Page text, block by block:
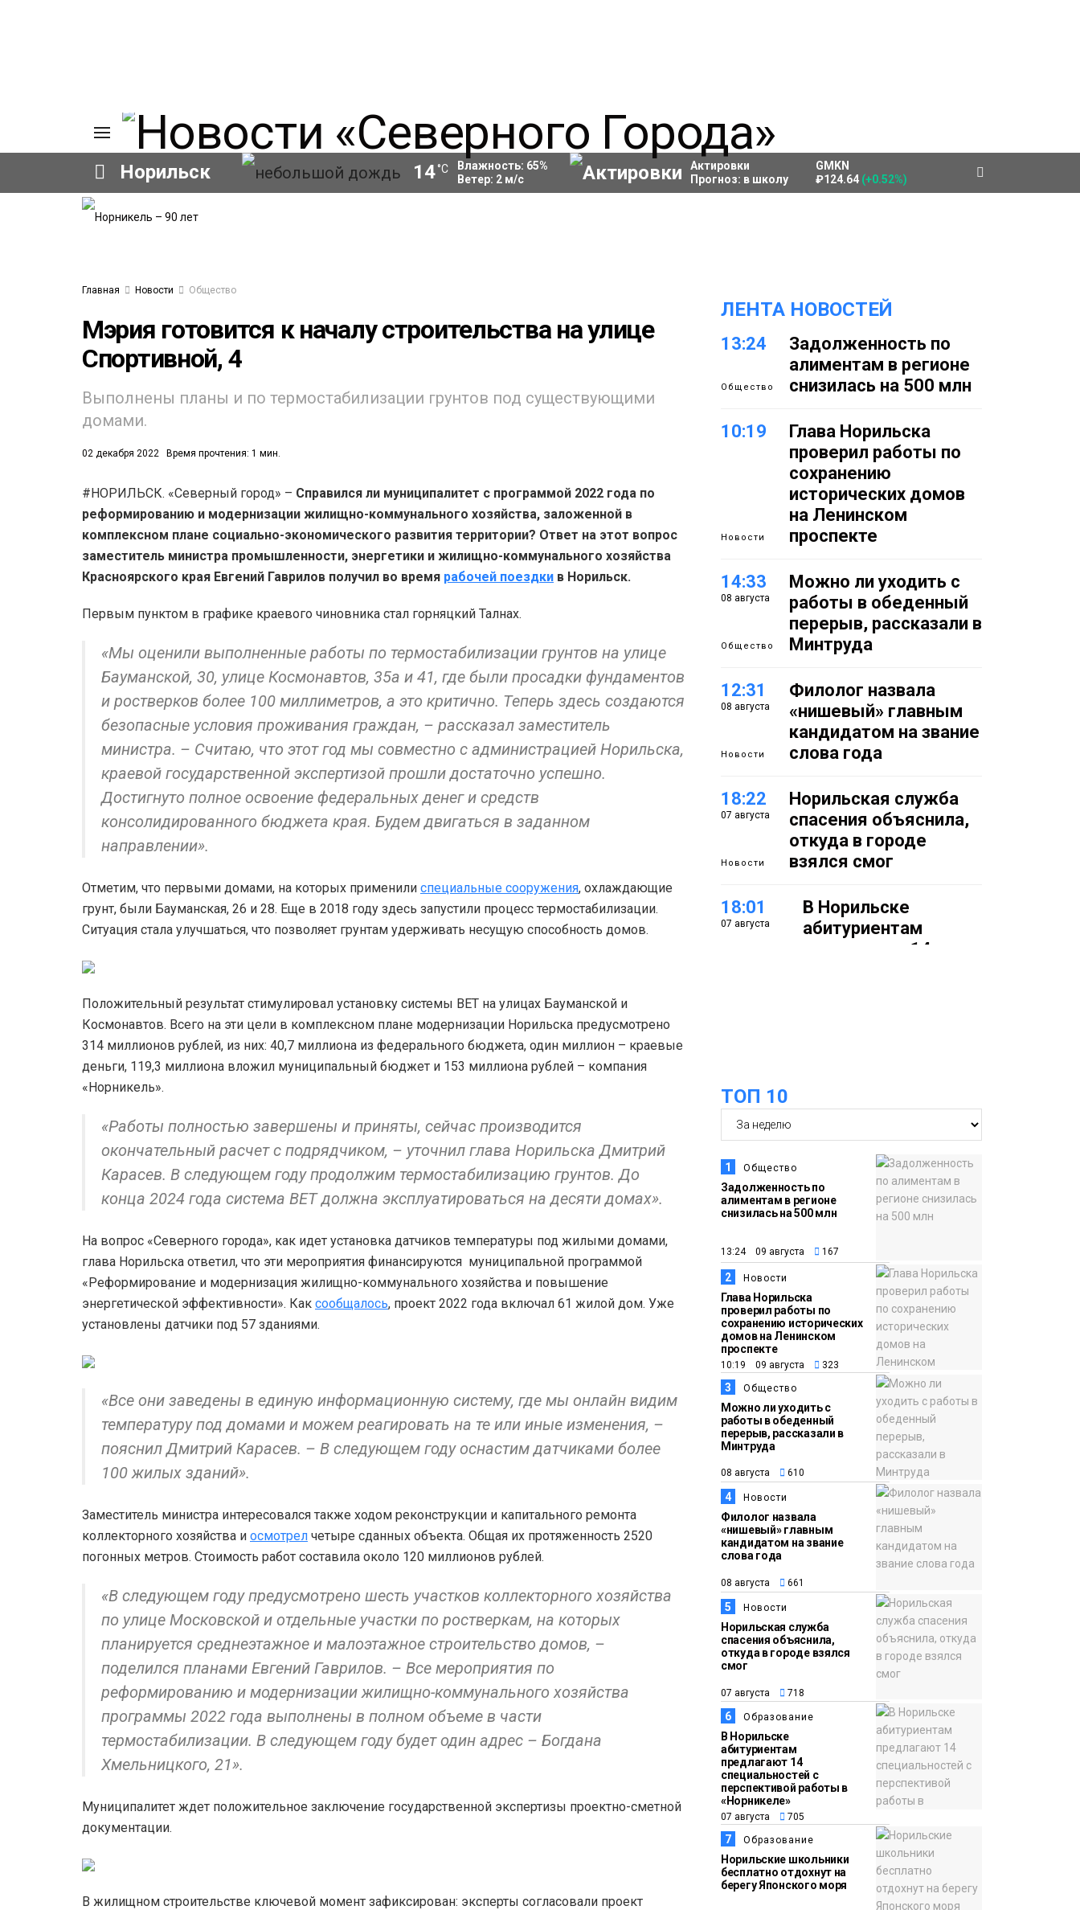
Норильск 14 °C Влажность: 65%
Ветер: 2м/с
Актировки
Прогноз: в школу
GMKN
₽124.64 (+0.52%)
Главная Новости Общество
Мэрия готовится к началу строительства на улице
Спортивной, 4
Выполнены планы и по термостабилизации грунтов под существующими
домами.
02 декабря 2022 Время прочтения: 1 мин.
#НОРИЛЬСК. «Северный город» – Справился ли муниципалитет с программой 2022 года по
реформированию и модернизации жилищно-коммунального хозяйства, заложенной в
комплексном плане социально-экономического развития территории? Ответ на этот вопрос
заместитель министра промышленности, энергетики и жилищно-коммунального хозяйства
Красноярского края Евгений Гаврилов получил во время рабочей поездки в Норильск.
Первым пунктом в графике краевого чиновника стал горняцкий Талнах.
«Мы оценили выполненные работы по термостабилизации грунтов на улице
Бауманской, 30, улице Космонавтов, 35а и 41, где были просадки фундаментов
и ростверков более 100 миллиметров, а это критично. Теперь здесь создаются
безопасные условия проживания граждан, – рассказал заместитель
министра. – Считаю, что этот год мы совместно с администрацией Норильска,
краевой государственной экспертизой прошли достаточно успешно.
Достигнуто полное освоение федеральных денег и средств
консолидированного бюджета края. Будем двигаться в заданном
направлении».
Отметим, что первыми домами, на которых применили специальные сооружения, охлаждающие
грунт, были Бауманская, 26 и 28. Еще в 2018 году здесь запустили процесс термостабилизации.
Ситуация стала улучшаться, что позволяет грунтам удерживать несущую способность домов.
Положительный результат стимулировал установку системы ВЕТ на улицах Бауманской и
Космонавтов. Всего на эти цели в комплексном плане модернизации Норильска предусмотрено
314 миллионов рублей, из них: 40,7 миллиона из федерального бюджета, один миллион – краевые
деньги, 119,3 миллиона вложил муниципальный бюджет и 153 миллиона рублей – компания
«Норникель».
«Работы полностью завершены и приняты, сейчас производится
окончательный расчет с подрядчиком, – уточнил глава Норильска Дмитрий
Карасев. В следующем году продолжим термостабилизацию грунтов. До
конца 2024 года система ВЕТ должна эксплуатироваться на десяти домах».
На вопрос «Северного города», как идет установка датчиков температуры под жилыми домами,
глава Норильска ответил, что эти мероприятия финансируются муниципальной программой
«Реформирование и модернизация жилищно-коммунального хозяйства и повышение
энергетической эффективности». Как сообщалось, проект 2022 года включал 61 жилой дом. Уже
установлены датчики под 57 зданиями.
«Все они заведены в единую информационную систему, где мы онлайн видим
температуру под домами и можем реагировать на те или иные изменения, –
пояснил Дмитрий Карасев. – В следующем году оснастим датчиками более
100 жилых зданий».
Заместитель министра интересовался также ходом реконструкции и капитального ремонта
коллекторного хозяйства и осмотрел четыре сданных объекта. Общая их протяженность 2520
погонных метров. Стоимость работ составила около 120 миллионов рублей.
«В следующем году предусмотрено шесть участков коллекторного хозяйства
по улице Московской и отдельные участки по ростверкам, на которых
планируется среднеэтажное и малоэтажное строительство домов, –
поделился планами Евгений Гаврилов. – Все мероприятия по
реформированию и модернизации жилищно-коммунального хозяйства
программы 2022 года выполнены в полном объеме в части
термостабилизации. В следующем году будет один адрес – Богдана
Хмельницкого, 21».
Муниципалитет ждет положительное заключение государственной экспертизы проектно-сметной
документации.
В жилищном строительстве ключевой момент зафиксирован: эксперты согласовали проект
ЛЕНТА НОВОСТЕЙ
13:24
Общество
Задолженность по
алиментам в регионе
снизилась на 500 млн
10:19
Новости
Глава Норильска
проверил работы по
сохранению
исторических домов
на Ленинском
проспекте
14:33
08 августа
Общество
Можно ли уходить с
работы в обеденный
перерыв, рассказали в
Минтруда
12:31
08 августа
Новости
Филолог назвала
«нишевый» главным
кандидатом на звание
слова года
18:22
07 августа
Новости
Норильская служба
спасения объяснила,
откуда в городе
взялся смог
18:01
07 августа
В Норильске
абитуриентам
предлагают 14
07 августа
Образование
бесплатно отдохнут
на берегу Японского
16:41
Новости
Зелёный курс
скверы и тысячи
растений появятся по
всему городу
15:56
07 августа
Еда
Итальянский шеф-
повар Федерико
Арнальди изучает
кухню и прошлое
Норильска
15:11
07 августа
Спорт
Игрок ФК «Норильск»
Артём Антошкин
помог сборной России
взять золото в
футзальном турнире
ТОП 10
1 Общество
Задолженность по
алиментам в регионе
снизилась на 500 млн
13:24 09 августа 167
2 Новости
Глава Норильска
проверил работы по
сохранению исторических
домов на Ленинском
проспекте
10:19 09 августа 323
3 Общество
Можно ли уходить с
работы в обеденный
перерыв, рассказали в
Минтруда
08 августа 610
4 Новости
Филолог назвала
«нишевый» главным
кандидатом на звание
слова года
08 августа 661
5 Новости
Норильская служба
спасения объяснила,
откуда в городе взялся
смог
07 августа 718
6 Образование
В Норильске
абитуриентам
предлагают 14
специальностей с
перспективой работы в
«Норникеле»
07 августа 705
7 Образование
Норильские школьники
бесплатно отдохнут на
берегу Японского моря